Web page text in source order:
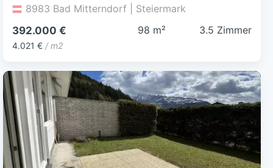
8983 Bad Mitterndorf | Steiermark
392.000 €
4.021 € / m2
98 m² 3.5 Zimmer